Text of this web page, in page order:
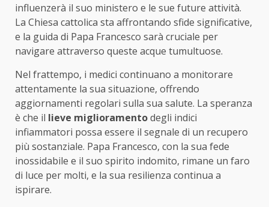
influenzerà il suo ministero e le sue future attività.
La Chiesa cattolica sta affrontando sfide significative,
e la guida di Papa Francesco sarà cruciale per
navigare attraverso queste acque tumultuose.
Nel frattempo, i medici continuano a monitorare
attentamente la sua situazione, offrendo
aggiornamenti regolari sulla sua salute. La speranza
è che il lieve miglioramentodegli indici
infiammatori possa essere il segnale di un recupero
più sostanziale. Papa Francesco, con la sua fede
inossidabile e il suo spirito indomito, rimane un faro
di luce per molti, e la sua resilienza continua a
ispirare.